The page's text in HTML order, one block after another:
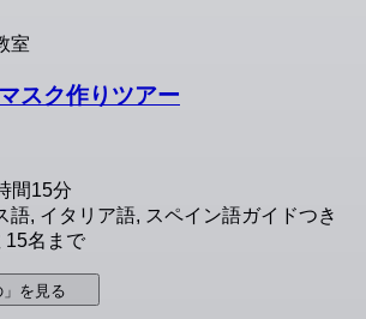
室
スク作りツアー
間15分
語, イタリア語, スペイン語ガイドつき
15名まで
」を見る